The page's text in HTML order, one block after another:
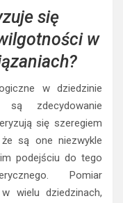
się
w
w dziedzinie
są zdecydowanie
się szeregiem
są one niezwykle
podejściu do tego
Pomiar
wielu dziedzinach,